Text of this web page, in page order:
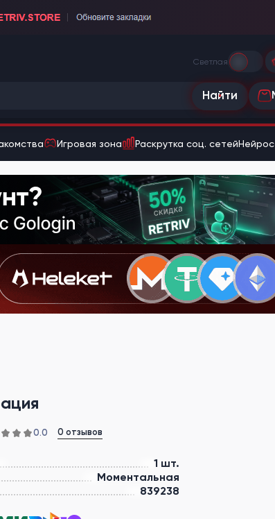
Светлая
Найти
Игровая зона Раскрутка соц. сетей
0.0 0 отзывов
1 шт.
Моментальная
839238